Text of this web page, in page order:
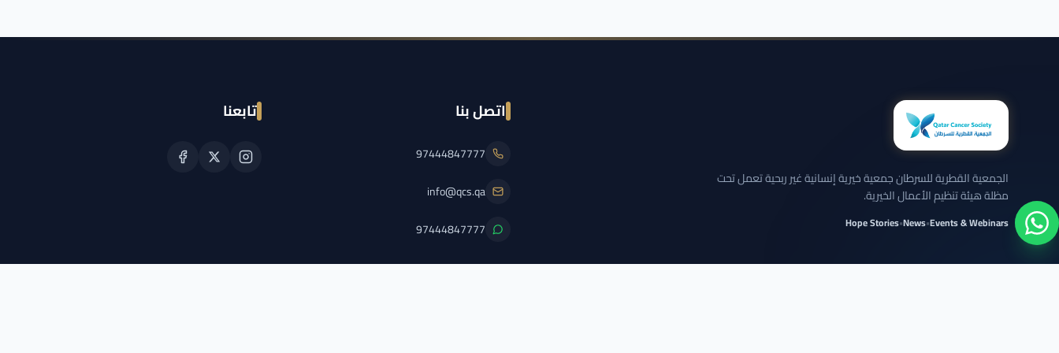
الجمعية القطرية للسرطان جمعية خيرية إنسانية غير ربحية تعمل تحت
مظلة هيئة تنظيم الأعمال الخيرية.
Events & Webinars
•
News
•
Hope Stories
اتصل بنا
97444847777
info@qcs.qa
97444847777
تابعنا